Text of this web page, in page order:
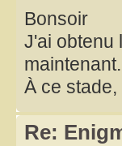
Bonsoir
J'ai obtenu
maintenant.
À ce
Re: